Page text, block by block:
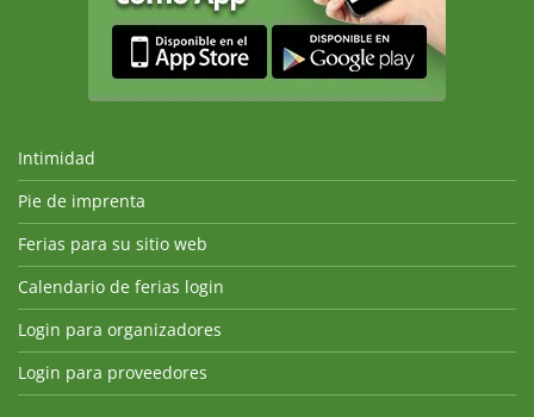
Intimidad
Pie de imprenta
Ferias para su sitio web
Calendario de ferias login
Login para organizadores
Login para proveedores